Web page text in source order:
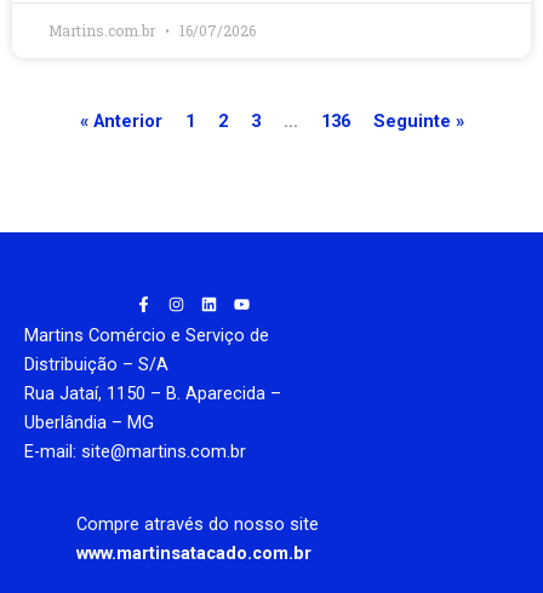
Martins.com.br 16/07/2026
« Anterior 1 2 3 … 136 Seguinte »
F
a
c
e
b
o
o
-
I
n
s
t
r
L
i
n
k
i
Y
o
u
t
e
Martins Comércio e Serviço de
Distribuição – S/A
Rua Jataí, 1150 – B. Aparecida –
Uberlândia – MG
E-mail: site@martins.com.br
Compre através do nosso site
www.martinsatacado.com.br